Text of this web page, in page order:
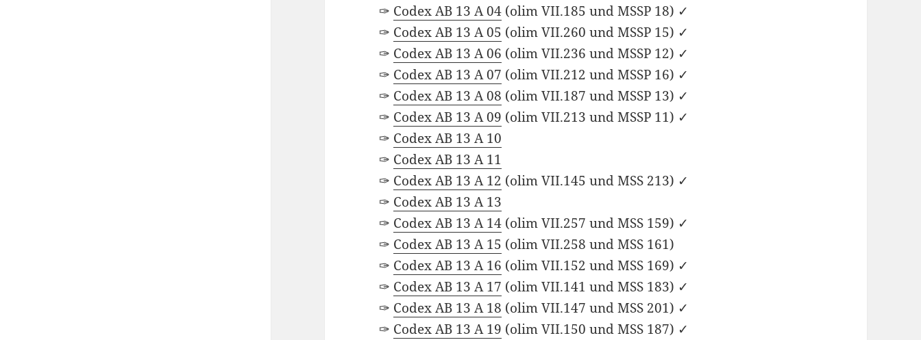
✑ Codex AB 13 A 04 (olim VII.185 und MSSP 18) ✓
✑ Codex AB 13 A 05 (olim VII.260 und MSSP 15) ✓
✑ Codex AB 13 A 06 (olim VII.236 und MSSP 12) ✓
✑ Codex AB 13 A 07 (olim VII.212 und MSSP 16) ✓
✑ Codex AB 13 A 08 (olim VII.187 und MSSP 13) ✓
✑ Codex AB 13 A 09 (olim VII.213 und MSSP 11) ✓
✑ Codex AB 13 A 10
✑ Codex AB 13 A 11
✑ Codex AB 13 A 12 (olim VII.145 und MSS 213) ✓
✑ Codex AB 13 A 13
✑ Codex AB 13 A 14 (olim VII.257 und MSS 159) ✓
✑ Codex AB 13 A 15 (olim VII.258 und MSS 161)
✑ Codex AB 13 A 16 (olim VII.152 und MSS 169) ✓
✑ Codex AB 13 A 17 (olim VII.141 und MSS 183) ✓
✑ Codex AB 13 A 18 (olim VII.147 und MSS 201) ✓
✑ Codex AB 13 A 19 (olim VII.150 und MSS 187) ✓